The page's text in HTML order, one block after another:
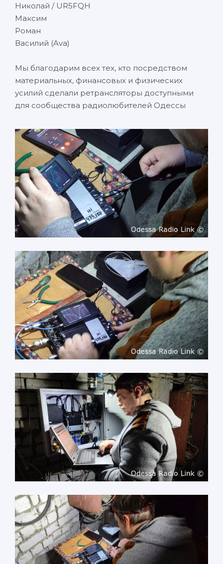
Николай / UR5FQH
Максим
Роман
Василий (Ava)
Мы благодарим всех тех, кто посредством
материальных, финансовых и физических
усилий сделали ретрансляторы доступными
для сообщества радиолюбителей Одессы